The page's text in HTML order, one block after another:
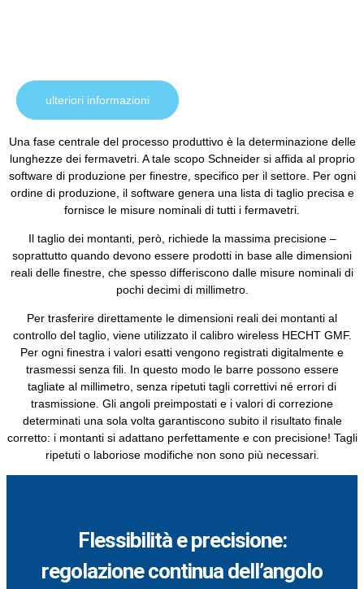
ulteriori informazioni
Una fase centrale del processo produttivo è la determinazione delle
lunghezze dei fermavetri. A tale scopo Schneider si affida al proprio
software di produzione per finestre, specifico per il settore. Per ogni
ordine di produzione, il software genera una lista di taglio precisa e
fornisce le misure nominali di tutti i fermavetri.
Il taglio dei montanti, però, richiede la massima precisione –
soprattutto quando devono essere prodotti in base alle dimensioni
reali delle finestre, che spesso differiscono dalle misure nominali di
pochi decimi di millimetro.
Per trasferire direttamente le dimensioni reali dei montanti al
controllo del taglio, viene utilizzato il calibro wireless HECHT GMF.
Per ogni finestra i valori esatti vengono registrati digitalmente e
trasmessi senza fili. In questo modo le barre possono essere
tagliate al millimetro, senza ripetuti tagli correttivi né errori di
trasmissione. Gli angoli preimpostati e i valori di correzione
determinati una sola volta garantiscono subito il risultato finale
corretto: i montanti si adattano perfettamente e con precisione! Tagli
ripetuti o laboriose modifiche non sono più necessari.
Flessibilità e precisione:
regolazione continua dell’angolo